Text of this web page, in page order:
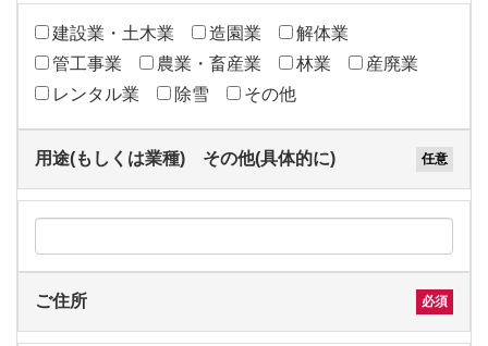
建設業・土木業 造園業
解体業
管工事業
農業・畜産業 林業
産廃業
レンタル業
除雪 その他
用途(もしくは業種) その他(具体的に)
ご住所